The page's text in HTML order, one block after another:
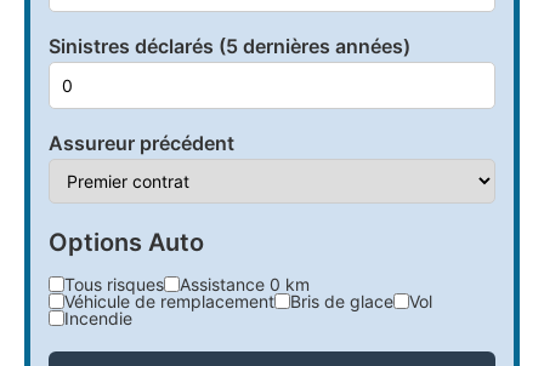
Sinistres déclarés (5 dernières années)
Assureur précédent
Options Auto
Tous risques
Assistance 0 km
Véhicule de remplacement
Bris de glace
Vol
Incendie